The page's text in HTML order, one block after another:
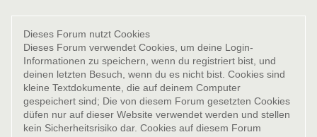
Dieses Forum nutzt Cookies
Dieses Forum verwendet Cookies, um deine Login-
Informationen zu speichern, wenn du registriert bist, und
deinen letzten Besuch, wenn du es nicht bist. Cookies sind
kleine Textdokumente, die auf deinem Computer
gespeichert sind; Die von diesem Forum gesetzten Cookies
düfen nur auf dieser Website verwendet werden und stellen
kein Sicherheitsrisiko dar. Cookies auf diesem Forum